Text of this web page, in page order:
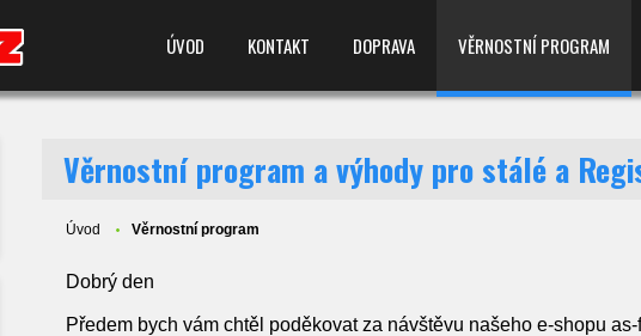
ÚVOD KONTAKT DOPRAVA VĚRNOSTNÍ PROGRAM
Věrnostní program a výhody pro stálé a
Úvod Věrnostní program
Dobrý den
Předem bych vám chtěl poděkovat za návštěvu našeho e-shopu as-